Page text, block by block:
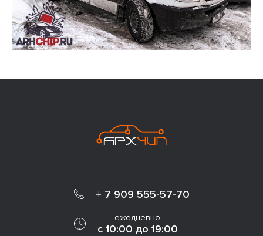
+ 7 909 555-57-70
ежедневно
с 10:00 до 19:00